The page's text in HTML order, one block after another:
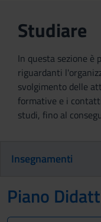
Studiare
In questa sezione è
riguardanti
svolgimento delle
formative e i
studi, fino al
Insegnamenti
Piano